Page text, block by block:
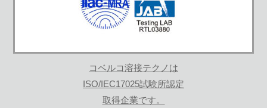
コベルコ溶接テクノは
ISO/IEC17025試験所認定
取得企業です。